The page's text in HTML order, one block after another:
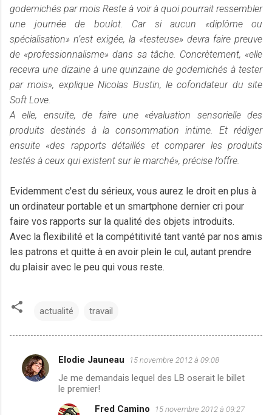
godemichés par mois Reste à voir à quoi pourrait ressembler
une journée de boulot. Car si aucun «diplôme ou
spécialisation» n’est exigée, la «testeuse» devra faire preuve
de «professionnalisme» dans sa tâche. Concrètement, «elle
recevra une dizaine à une quinzaine de godemichés à tester
par mois», explique Nicolas Bustin, le cofondateur du site
Soft Love.
A elle, ensuite, de faire une «évaluation sensorielle des
produits destinés à la consommation intime. Et rédiger
ensuite «des rapports détaillés et comparer les produits
testés à ceux qui existent sur le marché», précise l’offre.
Evidemment c'est du sérieux, vous aurez le droit en plus à
un ordinateur portable et un smartphone dernier cri pour
faire vos rapports sur la qualité des objets introduits.
Avec la flexibilité et la compétitivité tant vanté par nos amis
les patrons et quitte à en avoir plein le cul, autant prendre
du plaisir avec le peu qui vous reste.
actualité travail
C
o
Elodie Jauneau 15 novembre 2012 à 09:08
Je me demandais lequel des LB oserait le billet
le premier!
Fred Camino 15 novembre 2012 à 09:27